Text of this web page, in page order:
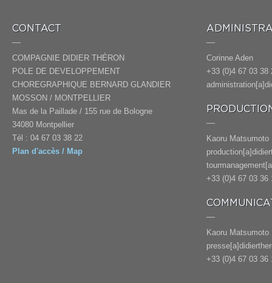
CONTACT
COMPAGNIE DIDIER THÉRON
POLE DE DEVELOPPEMENT
CHOREGRAPHIQUE BERNARD GLANDIER
MOSSON / MONTPELLIER
Mas de la Paillade / 155 rue de Bologne
34080 Montpellier
Tél : 04 67 03 38 22
Plan d'accès / Map
Corinne Aden
+33 (0)4 67 03 38
Kaoru Matsumoto
+33 (0)4 67 03 36
Kaoru Matsumoto
+33 (0)4 67 03 36